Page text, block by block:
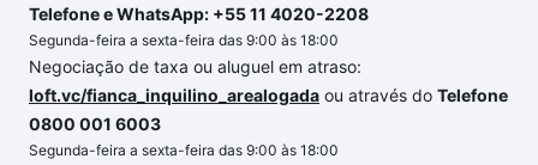
Telefone e WhatsApp: +55 11 4020-2208
Segunda-feira a sexta-feira das 9:00 às 18:00
Negociação de taxa ou aluguel em atraso:
loft.vc/fianca_inquilino_arealogada ou através do Telefone
0800 001 6003
Segunda-feira a sexta-feira das 9:00 às 18:00